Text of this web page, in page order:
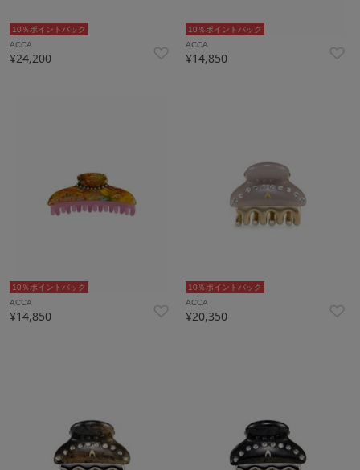
10％ポイントバック
ACCA
¥24,200
10％ポイントバック
ACCA
¥14,850
10％ポイントバック
ACCA
¥14,850
10％ポイントバック
ACCA
¥20,350